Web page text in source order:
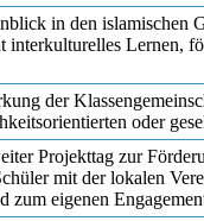
in den islamischen
Lernen,
der
oder
Projekttag zur
mit der lokalen
eigenen